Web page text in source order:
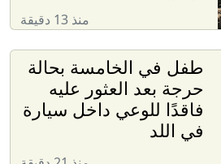
منذ 13 دقيقة
طفل في الخامسة بحالة
حرجة بعد العثور عليه
فاقدًا للوعي داخل سيارة
في اللد